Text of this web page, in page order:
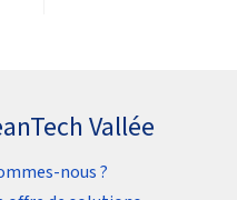
Vallée
nous ?